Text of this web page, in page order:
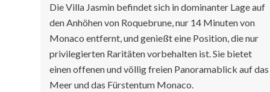
Die Villa Jasmin befindet sich in dominanter Lage auf
den Anhöhen von Roquebrune, nur 14 Minuten von
Monaco entfernt, und genießt eine Position, die nur
privilegierten Raritäten vorbehalten ist. Sie bietet
einen offenen und völlig freien Panoramablick auf das
Meer und das Fürstentum Monaco.